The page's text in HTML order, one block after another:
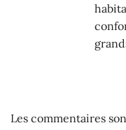
Les commentaires